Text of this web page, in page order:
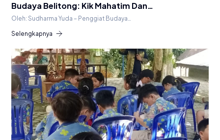
Budaya Belitong: Kik Mahatim Dan…
Oleh: Sudharma Yuda – Penggiat Budaya…
Selengkapnya